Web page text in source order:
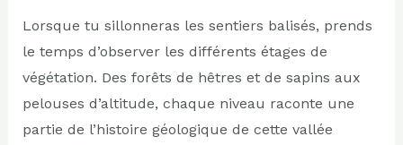
Lorsque tu sillonneras les sentiers balisés, prends
le temps d’observer les différents étages de
végétation. Des forêts de hêtres et de sapins aux
pelouses d’altitude, chaque niveau raconte une
partie de l’histoire géologique de cette vallée